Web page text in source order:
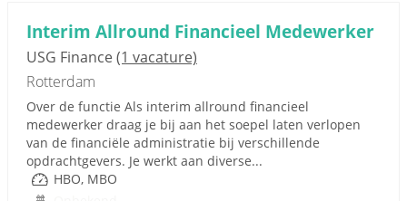
Interim Allround Financieel Medewerker
USG Finance(1 vacature)
Rotterdam
Over de functie Als interim allround financieel
medewerker draag je bij aan het soepel laten verlopen
van de financiële administratie bij verschillende
opdrachtgevers. Je werkt aan diverse...
HBO, MBO